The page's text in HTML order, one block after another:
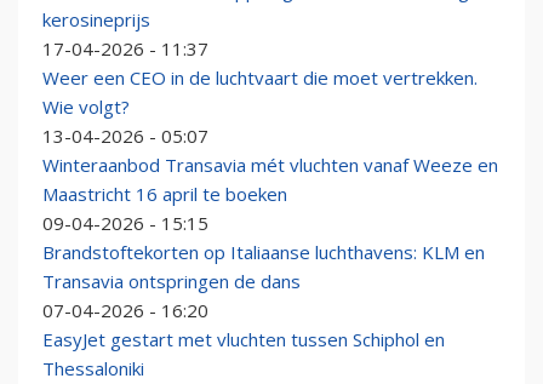
kerosineprijs
17-04-2026 - 11:37
Weer een CEO in de luchtvaart die moet vertrekken.
Wie volgt?
13-04-2026 - 05:07
Winteraanbod Transavia mét vluchten vanaf Weeze en
Maastricht 16 april te boeken
09-04-2026 - 15:15
Brandstoftekorten op Italiaanse luchthavens: KLM en
Transavia ontspringen de dans
07-04-2026 - 16:20
EasyJet gestart met vluchten tussen Schiphol en
Thessaloniki